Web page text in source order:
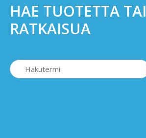
HAE TUOTETTA TAI
RATKAISUA